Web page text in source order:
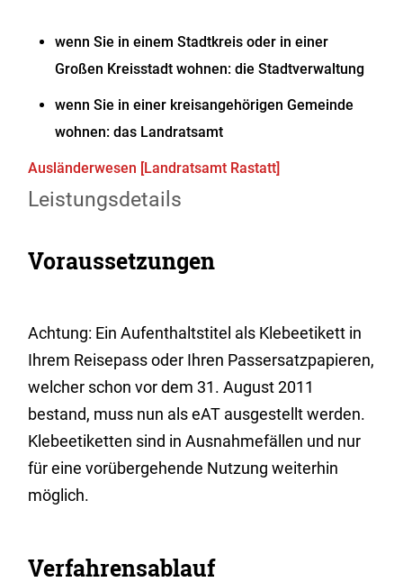
wenn Sie in einem Stadtkreis oder in einer
Großen Kreisstadt wohnen: die Stadtverwaltung
wenn Sie in einer kreisangehörigen Gemeinde
wohnen: das Landratsamt
Ausländerwesen [Landratsamt Rastatt]
Leistungsdetails
Voraussetzungen
Achtung: Ein Aufenthaltstitel als Klebeetikett in
Ihrem Reisepass oder Ihren Passersatzpapieren,
welcher schon vor dem 31. August 2011
bestand, muss nun als eAT ausgestellt werden.
Klebeetiketten sind in Ausnahmefällen und nur
für eine vorübergehende Nutzung weiterhin
möglich.
Verfahrensablauf